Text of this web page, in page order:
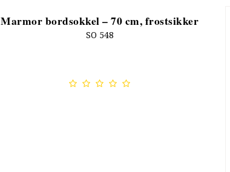
Marmor bordsokkel – 70 cm, frostsikker
SO 548